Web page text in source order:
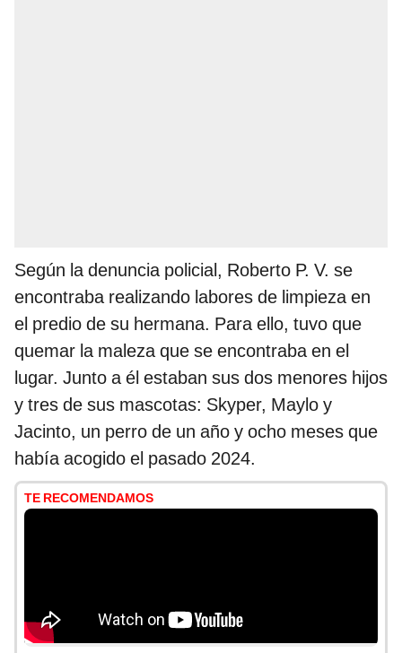
Según la denuncia policial, Roberto P. V. se
encontraba realizando labores de limpieza en
el predio de su hermana. Para ello, tuvo que
quemar la maleza que se encontraba en el
lugar. Junto a él estaban sus dos menores hijos
y tres de sus mascotas: Skyper, Maylo y
Jacinto, un perro de un año y ocho meses que
había acogido el pasado 2024.
TE RECOMENDAMOS